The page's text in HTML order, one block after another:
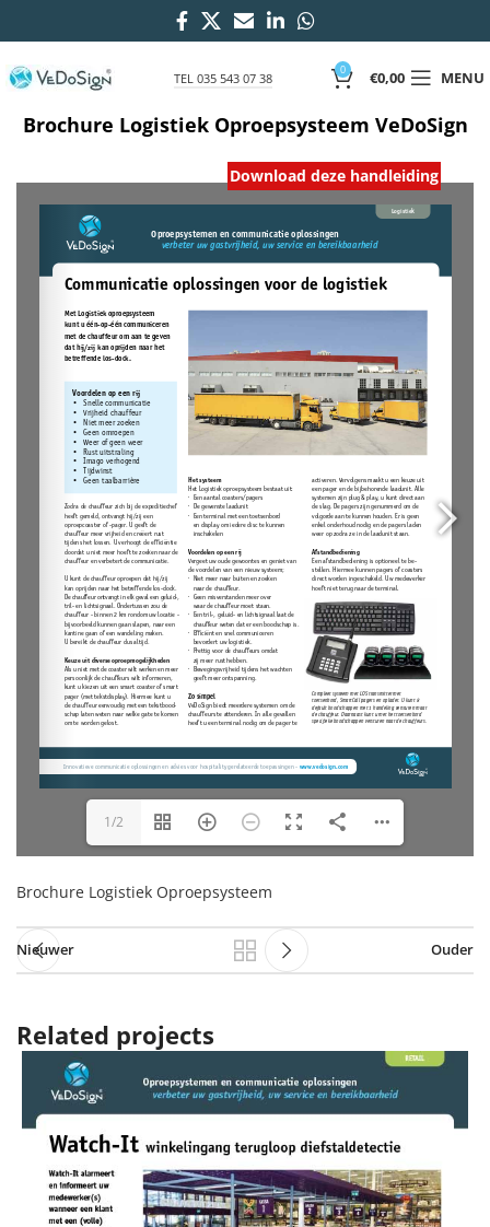
TEL 035 543 07 38
0 €0,00 MENU
Brochure Logistiek Oproepsysteem VeDoSign
Download deze handleiding
1/2
Brochure Logistiek Oproepsysteem
Nieuwer Ouder
Related projects